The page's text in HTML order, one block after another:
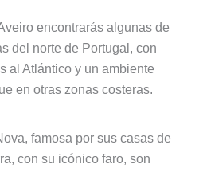
encontrarás algunas de
del norte de Portugal, con
al Atlántico y un ambiente
en otras zonas costeras.
famosa por sus casas de
con su icónico faro, son